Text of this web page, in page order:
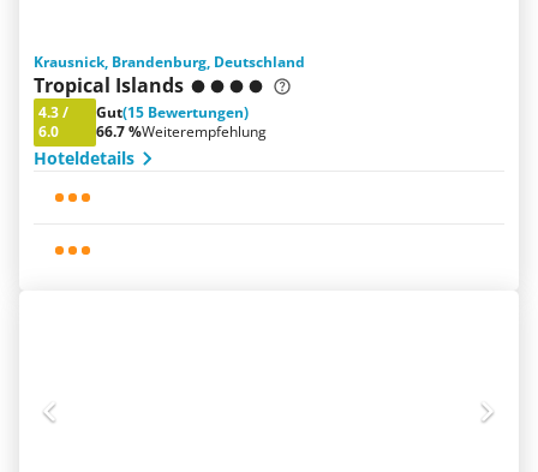
Krausnick, Brandenburg, Deutschland
Tropical Islands
4.3/
6.0
Gut(15 Bewertungen)
66.7 %Weiterempfehlung
Hoteldetails